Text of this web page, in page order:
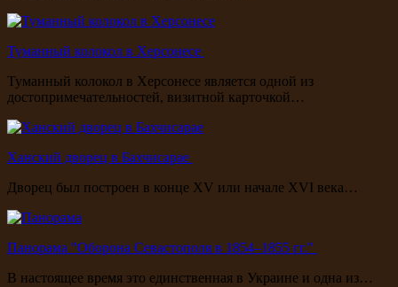
Туманный колокол в Херсонесе
Туманный колокол в Херсонесе является одной из
достопримечательностей, визитной карточкой…
Ханский дворец в Бахчисарае
Дворец был построен в конце XV или начале XVI века…
Панорама "Оборона Севастополя в 1854–1855 гг."
В настоящее время это единственная в Украине и одна из…